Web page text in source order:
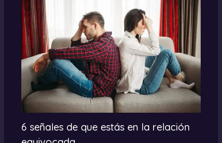
6 señales de que estás en la relación